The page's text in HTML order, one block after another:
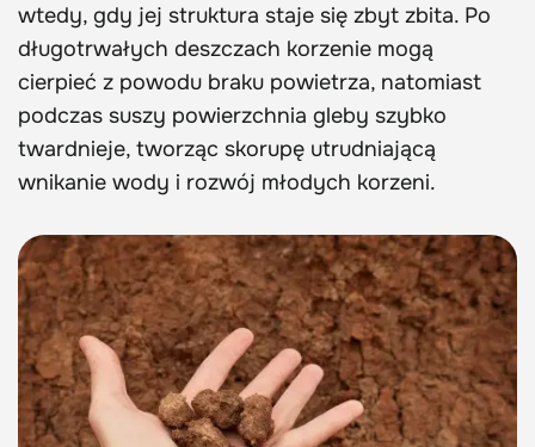
wtedy, gdy jej struktura staje się zbyt zbita. Po
długotrwałych deszczach korzenie mogą
cierpieć z powodu braku powietrza, natomiast
podczas suszy powierzchnia gleby szybko
twardnieje, tworząc skorupę utrudniającą
wnikanie wody i rozwój młodych korzeni.